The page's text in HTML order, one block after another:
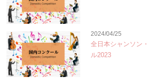
2024/04/25
全日本シャンソン
ル2023